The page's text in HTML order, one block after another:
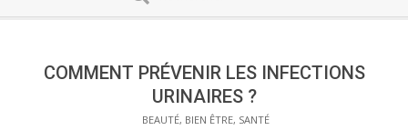
COMMENT PRÉVENIR LES INFECTIONS
URINAIRES ?
BEAUTÉ, BIEN ÊTRE, SANTÉ